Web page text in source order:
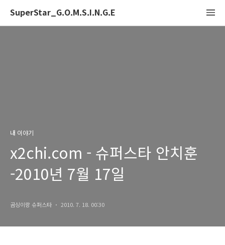
SuperStar_G.O.M.S.I.N.G.E
내 이야기
x2chi.com - 슈퍼스타 안치훈
-2010년 7월 17일
곰싱이랑 슈퍼스타 2010. 7. 18. 00:30